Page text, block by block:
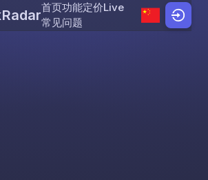
Skip to content
首页功能定价Live
常见问题